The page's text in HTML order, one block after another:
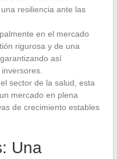
resiliencia ante las
en el mercado
rigurosa y de una
así
sector de la salud, esta
mercado en plena
de crecimiento estables
Una